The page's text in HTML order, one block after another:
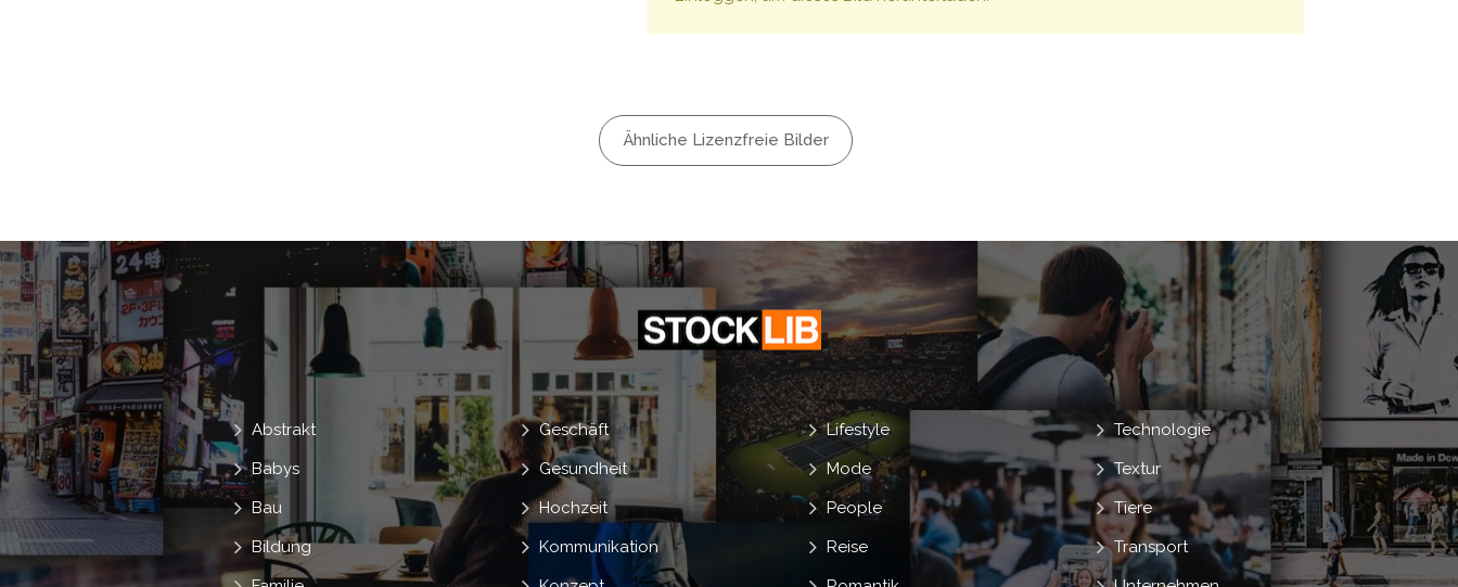
Absurd Interaktiv Interaktionen
Ähnliche Lizenzfreie Bilder
Abstrakt
Babys
Bau
Bildung
Geschäft
Gesundheit
Hochzeit
Kommunikation
Lifestyle
Mode
People
Reise
Technologie
Textur
Tiere
Transport